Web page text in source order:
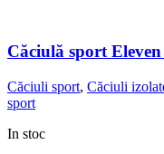
pot
fi
alese
Căciulă sport
Căciuli sport, Căciuli
sport
In stoc